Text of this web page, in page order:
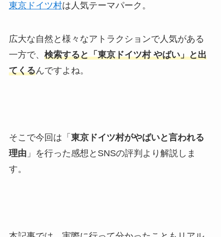
東京ドイツ村は人気テーマパーク。
広大な自然と様々なアトラクションで人気がある
一方で、 検索すると「東京ドイツ村 やばい」と出
てくるんですよね。
そこで今回は「 東京ドイツ村がやばいと言われる
理由 」を行った感想とSNSの評判より解説しま
す。